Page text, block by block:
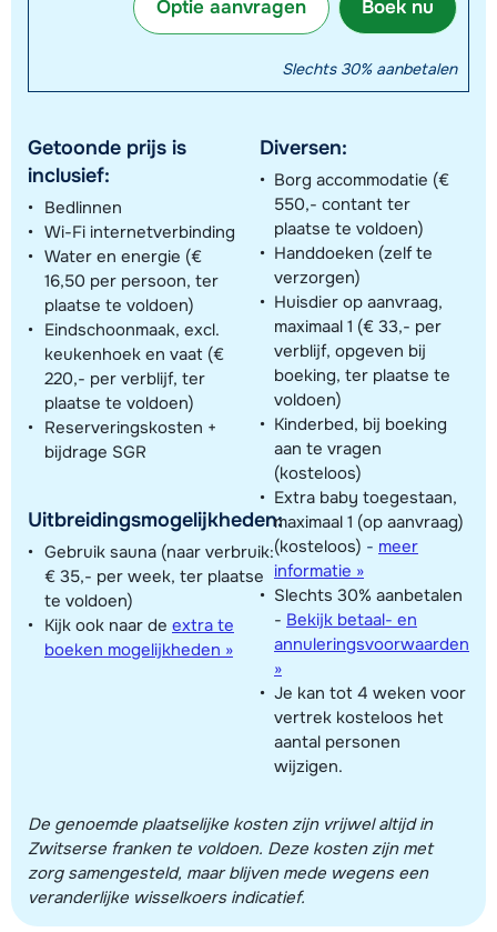
Boek nu
Optie aanvragen
Slechts 30% aanbetalen
Getoonde prijs is
inclusief:
Bedlinnen
Wi-Fi internetverbinding
Water en energie (€
16,50 per persoon, ter
plaatse te voldoen)
Eindschoonmaak, excl.
keukenhoek en vaat (€
220,- per verblijf, ter
plaatse te voldoen)
Reserveringskosten +
bijdrage SGR
Uitbreidingsmogelijkheden:
Gebruik sauna (naar verbruik:
€ 35,- per week, ter plaatse
te voldoen)
Kijk ook naar de extra te
boeken mogelijkheden »
Diversen:
Borg accommodatie (€
550,- contant ter
plaatse te voldoen)
Handdoeken (zelf te
verzorgen)
Huisdier op aanvraag,
maximaal 1 (€ 33,- per
verblijf, opgeven bij
boeking, ter plaatse te
voldoen)
Kinderbed, bij boeking
aan te vragen
(kosteloos)
Extra baby toegestaan,
maximaal 1 (op aanvraag)
(kosteloos) - meer
informatie »
Slechts 30% aanbetalen
- Bekijk betaal- en
annuleringsvoorwaarden
»
Je kan tot 4 weken voor
vertrek kosteloos het
aantal personen
wijzigen.
De genoemde plaatselijke kosten zijn vrijwel altijd in
Zwitserse franken te voldoen. Deze kosten zijn met
zorg samengesteld, maar blijven mede wegens een
veranderlijke wisselkoers indicatief.